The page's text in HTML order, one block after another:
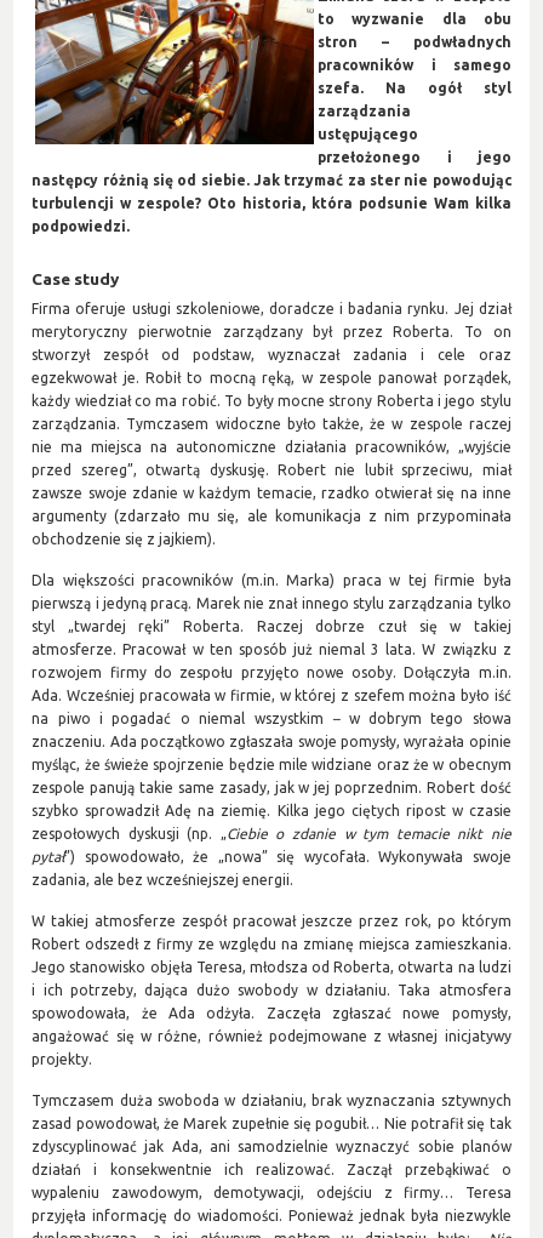
to wyzwanie dla obu
stron – podwładnych
pracowników i samego
szefa. Na ogół styl
zarządzania
ustępującego
przełożonego i jego
następcy różnią się od siebie. Jak trzymać za ster nie powodując
turbulencji w zespole? Oto historia, która podsunie Wam kilka
podpowiedzi.
Case study
Firma oferuje usługi szkoleniowe, doradcze i badania rynku. Jej dział
merytoryczny pierwotnie zarządzany był przez Roberta. To on
stworzył zespół od podstaw, wyznaczał zadania i cele oraz
egzekwował je. Robił to mocną ręką, w zespole panował porządek,
każdy wiedział co ma robić. To były mocne strony Roberta i jego stylu
zarządzania. Tymczasem widoczne było także, że w zespole raczej
nie ma miejsca na autonomiczne działania pracowników, „wyjście
przed szereg”, otwartą dyskusję. Robert nie lubił sprzeciwu, miał
zawsze swoje zdanie w każdym temacie, rzadko otwierał się na inne
argumenty (zdarzało mu się, ale komunikacja z nim przypominała
obchodzenie się z jajkiem).
Dla większości pracowników (m.in. Marka) praca w tej firmie była
pierwszą i jedyną pracą. Marek nie znał innego stylu zarządzania tylko
styl „twardej ręki” Roberta. Raczej dobrze czuł się w takiej
atmosferze. Pracował w ten sposób już niemal 3 lata. W związku z
rozwojem firmy do zespołu przyjęto nowe osoby. Dołączyła m.in.
Ada. Wcześniej pracowała w firmie, w której z szefem można było iść
na piwo i pogadać o niemal wszystkim–w dobrym tego słowa
znaczeniu. Ada początkowo zgłaszała swoje pomysły, wyrażała opinie
myśląc, że świeże spojrzenie będzie mile widziane oraz że w obecnym
zespole panują takie same zasady, jak w jej poprzednim. Robert dość
szybko sprowadził Adę na ziemię. Kilka jego ciętych ripost w czasie
zespołowych dyskusji (np. „Ciebie o zdanie w tym temacie nikt nie
pytał”) spowodowało, że „nowa” się wycofała. Wykonywała swoje
zadania, ale bez wcześniejszej energii.
W takiej atmosferze zespół pracował jeszcze przez rok, po którym
Robert odszedł z firmy ze względu na zmianę miejsca zamieszkania.
Jego stanowisko objęła Teresa, młodsza od Roberta, otwarta na ludzi
i ich potrzeby, dająca dużo swobody w działaniu. Taka atmosfera
spowodowała, że Ada odżyła. Zaczęła zgłaszać nowe pomysły,
angażować się w różne, również podejmowane z własnej inicjatywy
projekty.
Tymczasem duża swoboda w działaniu, brak wyznaczania sztywnych
zasad powodował, że Marek zupełnie się pogubił… Nie potrafił się tak
zdyscyplinować jak Ada, ani samodzielnie wyznaczyć sobie planów
działań i konsekwentnie ich realizować. Zaczął przebąkiwać o
wypaleniu zawodowym, demotywacji, odejściu z firmy… Teresa
przyjęła informację do wiadomości. Ponieważ jednak była niezwykle